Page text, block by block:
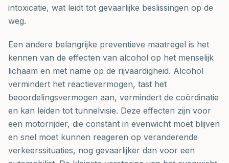
intoxicatie, wat leidt tot gevaarlijke beslissingen op de
weg.
Een andere belangrijke preventieve maatregel is het
kennen van de effecten van alcohol op het menselijk
lichaam en met name op de rijvaardigheid. Alcohol
vermindert het reactievermogen, tast het
beoordelingsvermogen aan, vermindert de coördinatie
en kan leiden tot tunnelvisie. Deze effecten zijn voor
een motorrijder, die constant in evenwicht moet blijven
en snel moet kunnen reageren op veranderende
verkeerssituaties, nog gevaarlijker dan voor een